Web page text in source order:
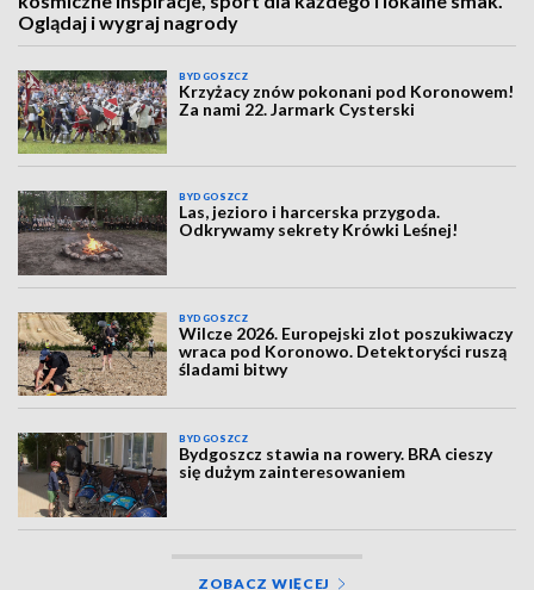
Oglądaj i wygraj nagrody
BYDGOSZCZ
Krzyżacy znów pokonani pod Koronowem!
Za nami 22. Jarmark Cysterski
BYDGOSZCZ
Las, jezioro i harcerska przygoda.
Odkrywamy sekrety Krówki Leśnej!
BYDGOSZCZ
Wilcze 2026. Europejski zlot poszukiwaczy
wraca pod Koronowo. Detektoryści ruszą
śladami bitwy
BYDGOSZCZ
Bydgoszcz stawia na rowery. BRA cieszy
się dużym zainteresowaniem
ZOBACZ WIĘCEJ